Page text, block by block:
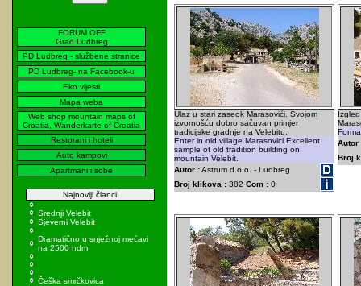
FORUM OFF
Grad Ludbreg
PD Ludbreg - službene stranice
PD Ludbreg- na Facebook-u
Eko vijesti
Mapa weba
Web shop mountain maps of
Croatia, Wanderkarte of Croatia
Restorani i hoteli
Auto kampovi
Apartmani i sobe
Najnoviji članci
Srednji Velebit
Sjeverni Velebit
Dramatično u snježnoj mećavi
na 2500 ndm
Češka smrčkovica
Ulaz u stari zaseok Marasovići. Svojom
izvornošću dobro sačuvan primjer
tradicijske gradnje na Velebitu.
Enter in old village Marasovici.Excellent
sample of old tradition building on
mountain Velebit.
Autor :Astrum d.o.o. - Ludbreg
Broj klikova : 382 Com : 0
Autor
Broj